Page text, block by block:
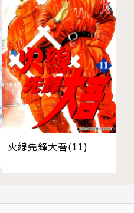
火線先鋒大吾(11)